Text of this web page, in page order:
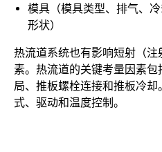
模具（模具类型、排气、
形状）
热流道系统也有影响短射（注
素。热流道的关键考量因素
局、推板螺栓连接和推板冷
式、驱动和温度控制。